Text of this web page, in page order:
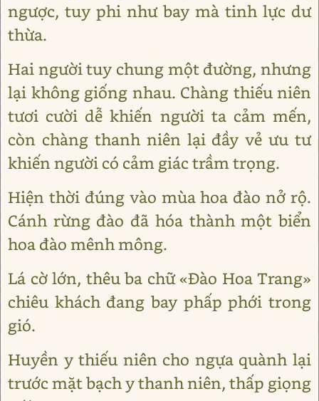
ngược, tuy phi như bay mà tinh lực dư
thừa.
Hai người tuy chung một đường, nhưng
lại không giống nhau. Chàng thiếu niên
tươi cười dễ khiến người ta cảm mến,
còn chàng thanh niên lại đầy vẻ ưu tư
khiến người có cảm giác trầm trọng.
Hiện thời đúng vào mùa hoa đào nở rộ.
Cánh rừng đào đã hóa thành một biển
hoa đào mênh mông.
Lá cờ lớn, thêu ba chữ «Đào Hoa Trang»
chiêu khách đang bay phấp phới trong
gió.
Huyền y thiếu niên cho ngựa quành lại
trước mặt bạch y thanh niên, thấp giọng